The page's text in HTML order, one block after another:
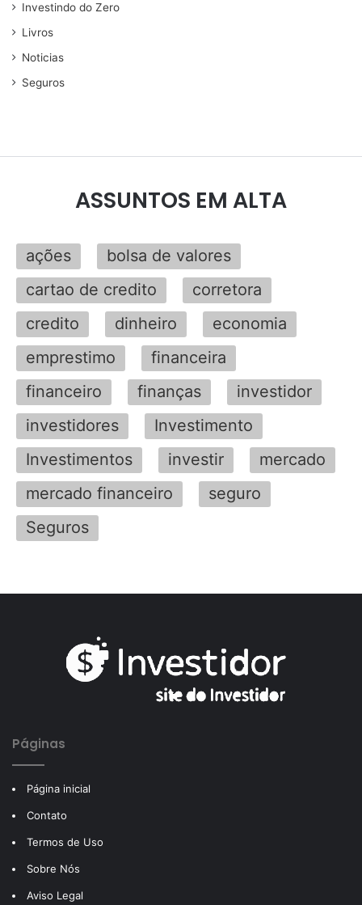
Investindo do Zero
Livros
Noticias
Seguros
ASSUNTOS EM ALTA
ações
bolsa de valores
cartao de credito
corretora
credito
dinheiro
economia
emprestimo
financeira
financeiro
finanças
investidor
investidores
Investimento
Investimentos
investir
mercado
mercado financeiro
seguro
Seguros
Páginas
Página inicial
Contato
Termos de Uso
Sobre Nós
Aviso Legal